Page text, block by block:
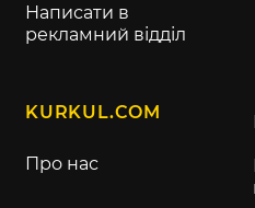
Написати в
рекламний відділ
KURKUL.COM
Про нас